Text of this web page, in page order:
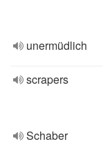
unermüdlich
scrapers
Schaber